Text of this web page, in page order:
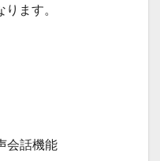
ます。
会話機能